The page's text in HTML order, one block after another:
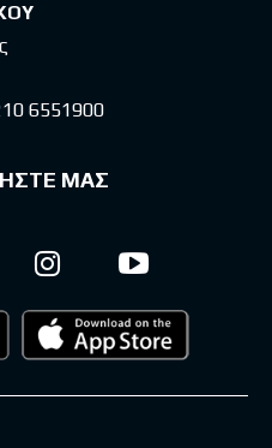
6551900
ΜΑΣ